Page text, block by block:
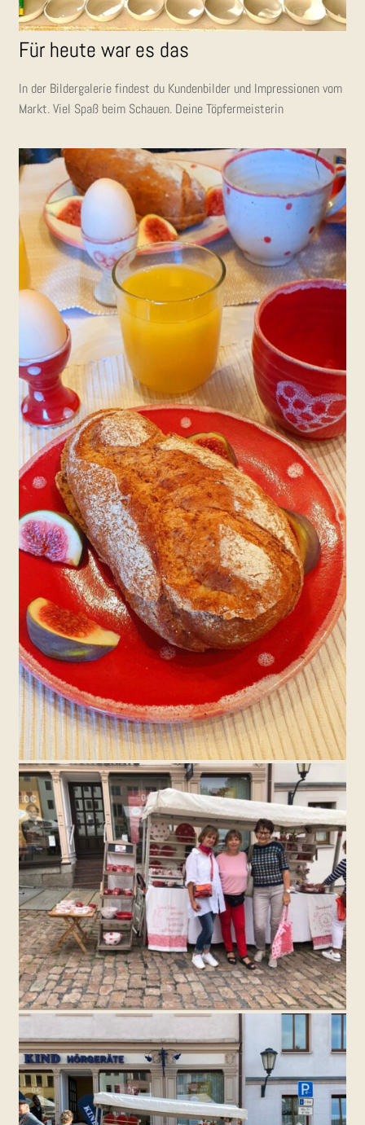
Für heu­te war es das
In der Bil­der­ga­le­rie fin­dest du Kun­den­bil­der und Impres­sio­nen vom
Markt. Viel Spaß beim Schau­en. Dei­ne Töpfermeisterin